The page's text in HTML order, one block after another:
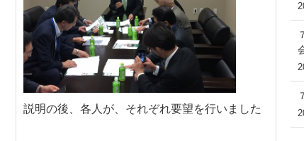
説明の後、各人が、それぞれ要望を行いました